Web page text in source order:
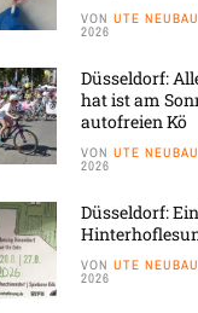
VON UTE
2026
Düsseldorf:
hat ist am
autofreien Kö
VON UTE
2026
Düsseldorf:
VON UTE
2026